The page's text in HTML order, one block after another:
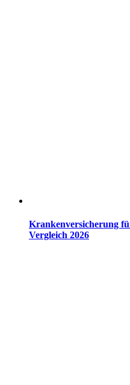
Krankenversicherung
Vergleich 2026